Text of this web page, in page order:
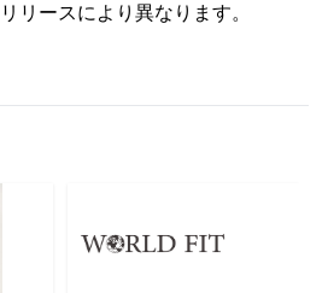
リースにより異なります。